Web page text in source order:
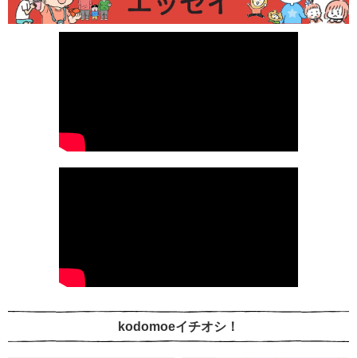
kodomoeイチオシ！